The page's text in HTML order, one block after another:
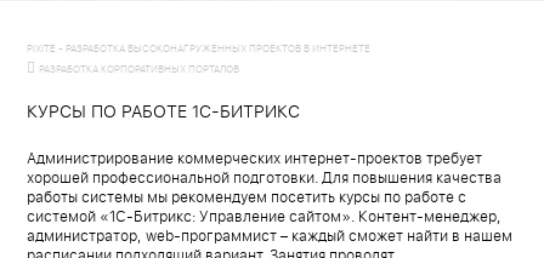
PIXITE - РАЗРАБОТКА ВЫСОКОНАГРУЖЕННЫХ ПРОЕКТОВ В ИНТЕРНЕТЕ
РАЗРАБОТКА КОРПОРАТИВНЫХ ПОРТАЛОВ
КУРСЫ ПО РАБОТЕ 1C-БИТРИКС
Администрирование коммерческих интернет-проектов требует
хорошей профессиональной подготовки. Для повышения качества
работы системы мы рекомендуем посетить курсы по работе с
системой «1С-Битрикс: Управление сайтом». Контент-менеджер,
администратор, web-программист – каждый сможет найти в нашем